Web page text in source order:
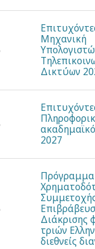
Μηχανική
Δικτύων
2027
Πρόγραμμα
Διάκρισης
τριών
διεθνείς